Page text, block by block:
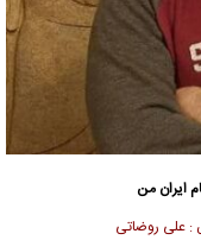
ایران من
: علی روضاتی